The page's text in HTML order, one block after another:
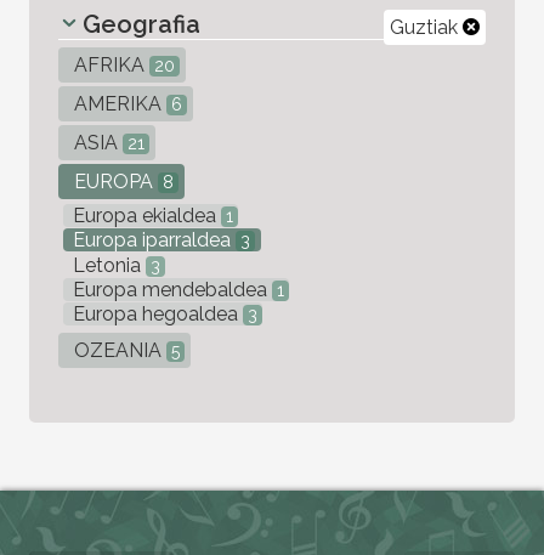
Guztiak
Geografia
AFRIKA 20
AMERIKA 6
ASIA 21
EUROPA 8
Europa ekialdea 1
Europa iparraldea 3
Letonia 3
Europa mendebaldea 1
Europa hegoaldea 3
OZEANIA 5